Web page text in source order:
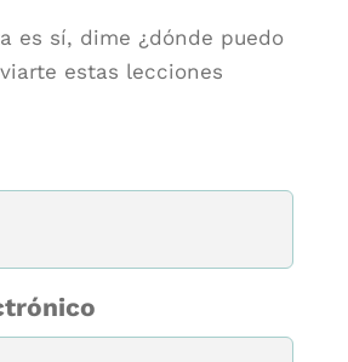
es sí, dime ¿dónde puedo
estas lecciones